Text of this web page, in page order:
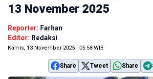
13 November 2025
Reporter: Farhan
Editor: Redaksi
Kamis, 13 November 2025 | 05:58 WIB
Share Tweet Share